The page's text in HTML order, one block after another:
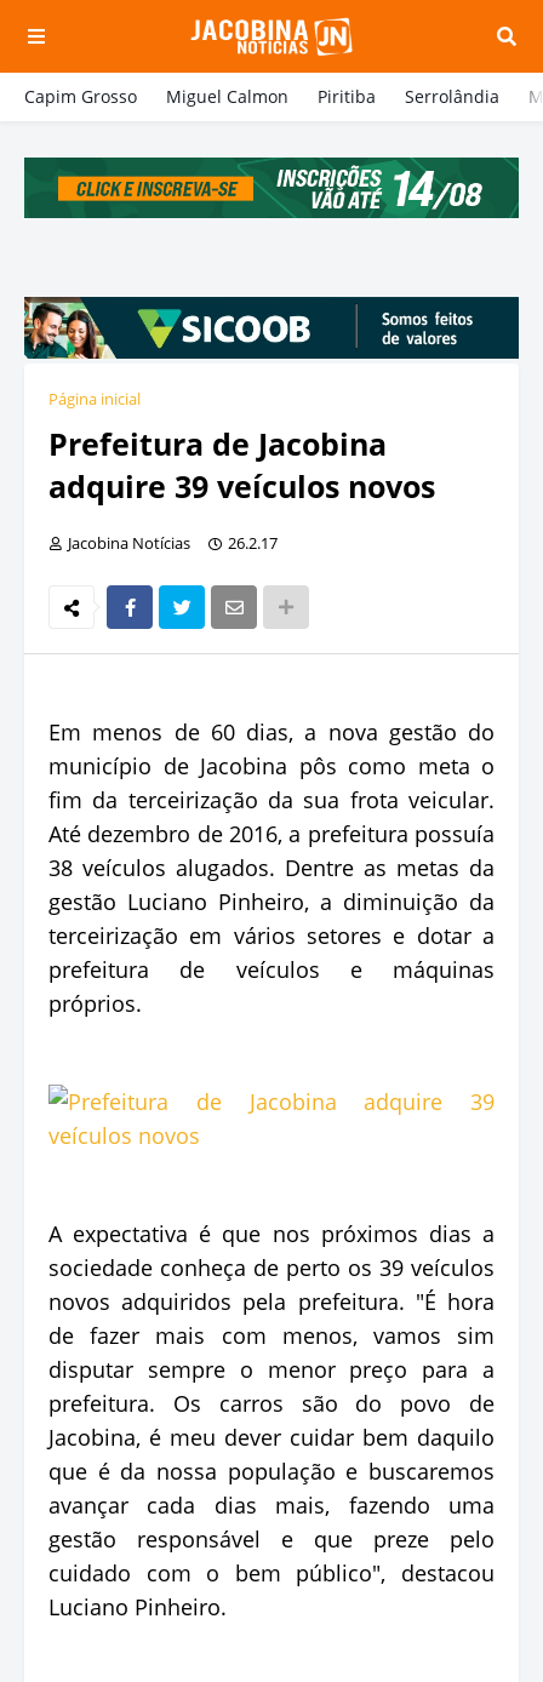
Capim Grosso Miguel Calmon Piritiba Serrolândia
Página inicial
Prefeitura de Jacobina
adquire 39 veículos novos
Jacobina Notícias 26.2.17
Em menos de 60 dias, a nova gestão do
município de Jacobina pôs como meta o
fim da terceirização da sua frota veicular.
Até dezembro de 2016, a prefeitura possuía
38 veículos alugados. Dentre as metas da
gestão Luciano Pinheiro, a diminuição da
terceirização em vários setores e dotar a
prefeitura de veículos e máquinas
próprios.
A expectativa é que nos próximos dias a
sociedade conheça de perto os 39 veículos
novos adquiridos pela prefeitura. "É hora
de fazer mais com menos, vamos sim
disputar sempre o menor preço para a
prefeitura. Os carros são do povo de
Jacobina, é meu dever cuidar bem daquilo
que é da nossa população e buscaremos
avançar cada dias mais, fazendo uma
gestão responsável e que preze pelo
cuidado com o bem público", destacou
Luciano Pinheiro.